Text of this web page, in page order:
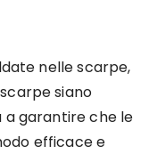
nelle scarpe,
siano
a garantire che le
efficace e